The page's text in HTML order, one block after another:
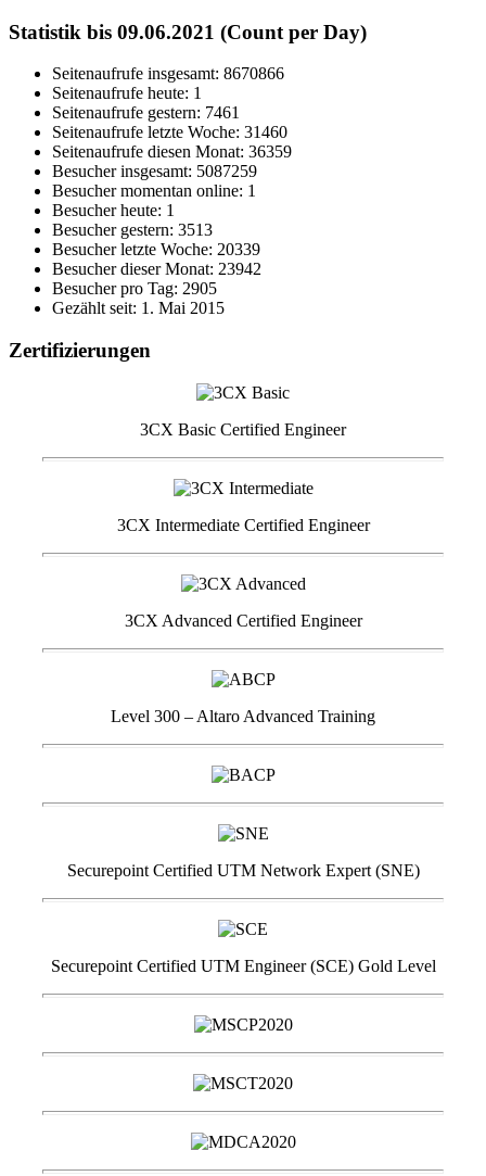
Statistik bis 09.06.2021 (Count per Day)
Seitenaufrufe insgesamt: 8670866
Seitenaufrufe heute: 1
Seitenaufrufe gestern: 7461
Seitenaufrufe letzte Woche: 31460
Seitenaufrufe diesen Monat: 36359
Besucher insgesamt: 5087259
Besucher momentan online: 1
Besucher heute: 1
Besucher gestern: 3513
Besucher letzte Woche: 20339
Besucher dieser Monat: 23942
Besucher pro Tag: 2905
Gezählt seit: 1. Mai 2015
Zertifizierungen
3CX Basic Certified Engineer
3CX Intermediate Certified Engineer
3CX Advanced Certified Engineer
Level 300 – Altaro Advanced Training
Securepoint Certified UTM Network Expert (SNE)
Securepoint Certified UTM Engineer (SCE) Gold Level